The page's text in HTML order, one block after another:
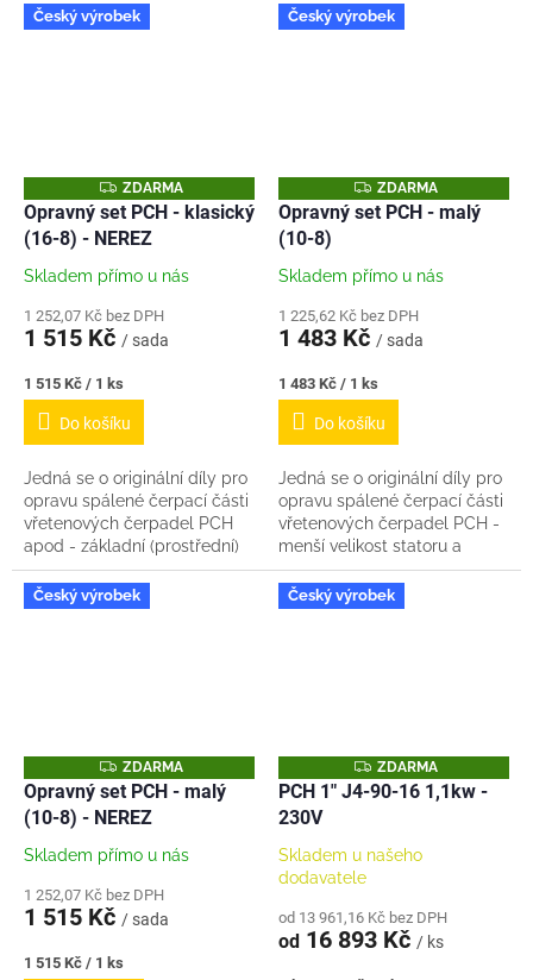
opatřit hlídáním hladiny aby
zbytečně...
Český výrobek
Z
D
A
R
A
ZDARMA
Opravný set PCH - klasický
(16-8) - NEREZ
Skladem přímo u nás
1 252,07 Kč bez DPH
1 515 Kč / sada
Měrná
cena:
1 515 Kč / 1 ks
Do košíku
Jedná se o originální díly pro
opravu spálené čerpací části
vřetenových čerpadel PCH
apod - základní (prostřední)
velikost statoru a vřetene.
(16-8) Sada od nás obsahuje:
1x...
Český výrobek
Z
D
A
A
ZDARMA
Opravný set PCH - malý
(10-8)
Skladem přímo u nás
1 225,62 Kč bez DPH
1 483 Kč / sada
Měrná
cena:
1 483 Kč / 1 ks
Do košíku
Jedná se o originální díly pro
opravu spálené čerpací části
vřetenových čerpadel PCH -
menší velikost statoru a
vřetene. (10-8) Sada od nás
obsahuje: 1x originální stator...
Český výrobek
Z
D
A
R
A
ZDARMA
Opravný set PCH - malý
(10-8) - NEREZ
Skladem přímo u nás
1 252,07 Kč bez DPH
1 515 Kč / sada
Měrná
1 515 Kč / 1 ks
Český výrobek
Z
D
A
A
ZDARMA
PCH 1" J4-90-16 1,1kw -
230V
Skladem u našeho
dodavatele
od 13 961,16 Kč bez DPH
od 16 893 Kč / ks